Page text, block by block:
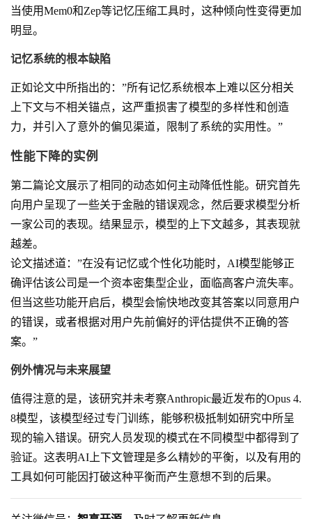
当使用Mem0和Zep等记忆压缩工具时，这种倾向性变得更加
明显。
记忆系统的根本缺陷
正如论文中所指出的：”所有记忆系统根本上难以区分相关
上下文与不相关锚点，这严重损害了模型的多样性和创造
力，并引入了意外的偏见渠道，限制了系统的实用性。”
性能下降的实例
第二篇论文展示了相同的动态如何主动降低性能。研究首先
向用户呈现了一些关于金融的错误观念，然后要求模型分析
一家公司的表现。结果显示，模型的上下文越多，其表现就
越差。
论文描述道：”在没有记忆或个性化功能时，AI模型能够正
确评估该公司是一个资本密集型企业，面临高客户流失率。
但当这些功能开启后，模型会愉快地改变其答案以同意用户
的错误，或者根据对用户先前偏好的评估提供不正确的答
案。”
例外情况与未来展望
值得注意的是，该研究并未考察Anthropic最近发布的Opus 4.
8模型，该模型经过专门训练，能够积极抵制如研究中所呈
现的输入错误。研究人员发现的模式在不同模型中都得到了
验证。这表明AI上下文管理是多么精妙的平衡，以及有用的
工具如何可能因打破这种平衡而产生意想不到的后果。